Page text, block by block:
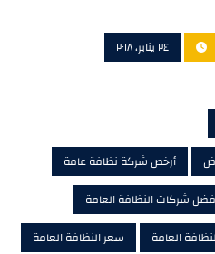
٢٤ يناير، ٢٠١٨
أرخص شركة نظافة عامة
شركات النظافة العامة
العامة
سعر النظافة العامة